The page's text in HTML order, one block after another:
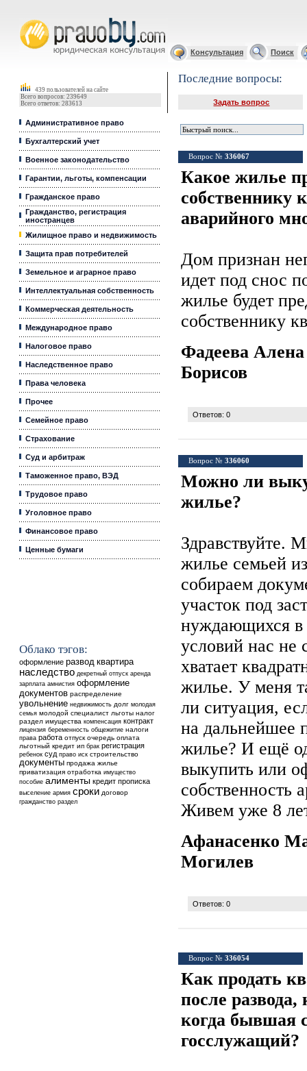
Консультация Поиск
439 пользователей на сайте
Всего вопросов: 239649
Всего ответов: 283613
Административное право
Бухгалтерский учет
Военное законодательство
Гарантии, льготы, компенсации
Гражданское право
Гражданство, регистрация
иностранцев
Жилищное право и недвижимость
Защита прав потребителей
Земельное и аграрное право
Интеллектуальная собственность
Коммерческая деятельность
Международное право
Налоговое право
Наследственное право
Права человека
Прочее
Семейное право
Страхование
Суд и арбитраж
Таможенное право, ВЭД
Трудовое право
Уголовное право
Финансовое право
Ценные бумаги
Облако тэгов:
оформление развод квартира
наследство декретный отпуск аренда
зарплата амнистия оформление
документов распределение
увольнение недвижимость долг молодая
семья молодой специалист льготы налог
раздел имущества компенсация контракт
лицензия беременность общежитие налоги
права работа отпуск очередь оплата
льготный кредит ип брак регистрация
ребенок суд право иск строительство
документы продажа жилье
приватизация отработка имущество
пособие алименты кредит прописка
выселение армия сроки договор
гражданство раздел
Последние вопросы:
Задать вопрос
Вопрос № 336067
Какое жилье
собственнику
аварийного
Дом признан
идет под снос
жилье будет
собственнику
Фадеева
Борисов
Ответов: 0
Вопрос № 336060
Можно ли
жилье?
Здравствуйте.
жилье семьей
собираем
участок под
нуждающихся
условий нас не
хватает
жилье. У меня
ли ситуация,
на дальнейшее
жилье? И ещё
выкупить или
собственность
Живем уже 8
Афанасенко
Могилев
Ответов: 0
Вопрос № 336054
Как продать
после
когда бывшая
госслужащий?